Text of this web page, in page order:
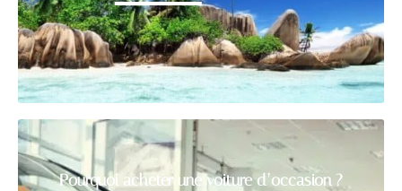
Pourquoi acheter une voiture d’occasion ?